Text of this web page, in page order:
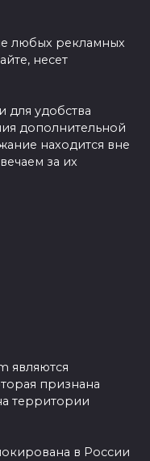
любых рекламных
несет
для удобства
дополнительной
находится вне
за их
являются
признана
территории
в России